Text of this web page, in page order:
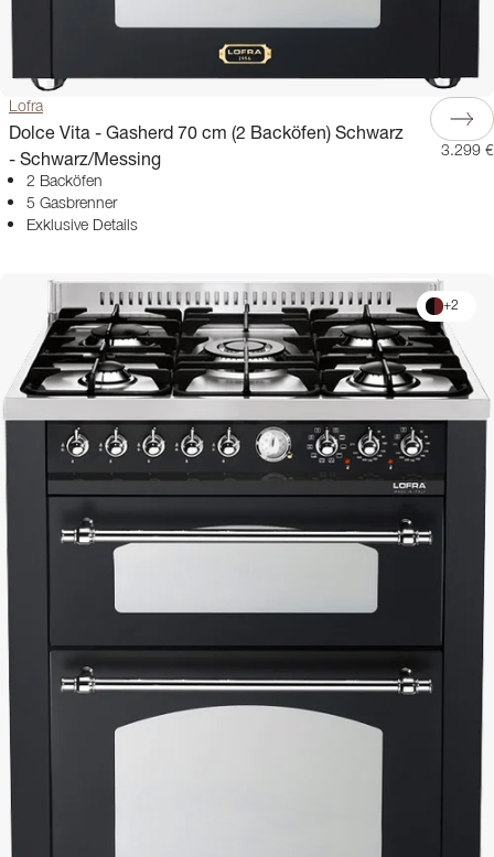
Lofra
Dolce Vita - Gasherd 70 cm (2 Backöfen) Schwarz
- Schwarz/Messing
2 Backöfen
5 Gasbrenner
Exklusive Details
3.299 €
+2